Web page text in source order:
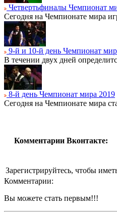
Четвертьфиналы Чемпионат
Сегодня на Чемпионате мира
9-й и 10-й день Чемпионат
В течении двух дней
8-й день Чемпионат мира 2019
Сегодня на Чемпионате мира
Комментарии Вконтакте:
Зарегистрируйтесь, чтобы
Комментарии:
Вы можете стать первым!!!